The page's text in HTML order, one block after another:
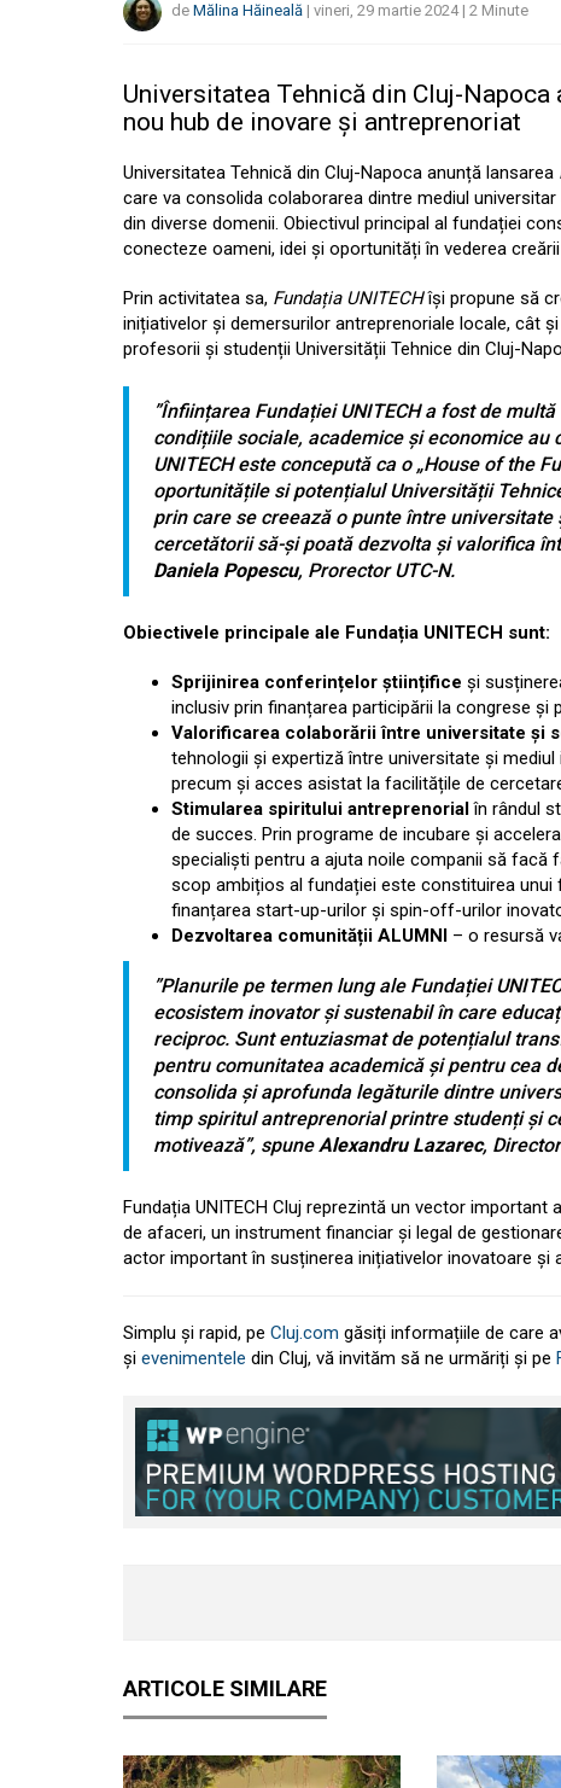
de Mălina Hăineală | vineri, 29 martie 2024| 2 Minute
Universitatea Tehnică din Cluj-Napoca
nou hub de inovare și antreprenoriat
Universitatea Tehnică din Cluj-Napoca anunță lansarea
care va consolida colaborarea dintre mediul
din diverse domenii. Obiectivul principal al fundației
conecteze oameni, idei și oportunități în vederea
Prin activitatea sa, Fundația UNITECHîși propune să
inițiativelor și demersurilor antreprenoriale locale, cât
profesorii și studenții Universității Tehnice din Cluj-
”Înființarea Fundației UNITECH a fost de
condițiile sociale, academice și economice
UNITECH este concepută ca o „House of the
oportunitățile si potențialul Universității
prin care se creează o punte între
cercetătorii să-și poată dezvolta și valorifica
Daniela Popescu, Prorector UTC-N.
Obiectivele principale ale Fundația UNITECH sunt:
Sprijinirea conferințelor științifice și
inclusiv prin finanțarea participării la congrese și
Valorificarea colaborării între universitate și
tehnologii și expertiză între universitate și
precum și acces asistat la facilitățile de
Stimularea spiritului antreprenorialîn rândul
de succes. Prin programe de incubare și
specialiști pentru a ajuta noile companii să facă
scop ambițios al fundației este constituirea
finanțarea start-up-urilor și spin-off-urilor
Dezvoltarea comunității ALUMNI – o resursă
”Planurile pe termen lung ale Fundației
ecosistem inovator și sustenabil în care
reciproc. Sunt entuziasmat de potențialul
pentru comunitatea academică și pentru cea
consolida și aprofunda legăturile dintre
timp spiritul antreprenorial printre studenți și
motivează”, spuneAlexandru Lazarec,
Fundația UNITECH Cluj reprezintă un vector
de afaceri, un instrument financiar și legal de
actor important în susținerea inițiativelor inovatoare și
Simplu și rapid, pe Cluj.com găsiți informațiile de care
și evenimentele din Cluj, vă invităm să ne urmăriți și pe
ARTICOLE SIMILARE